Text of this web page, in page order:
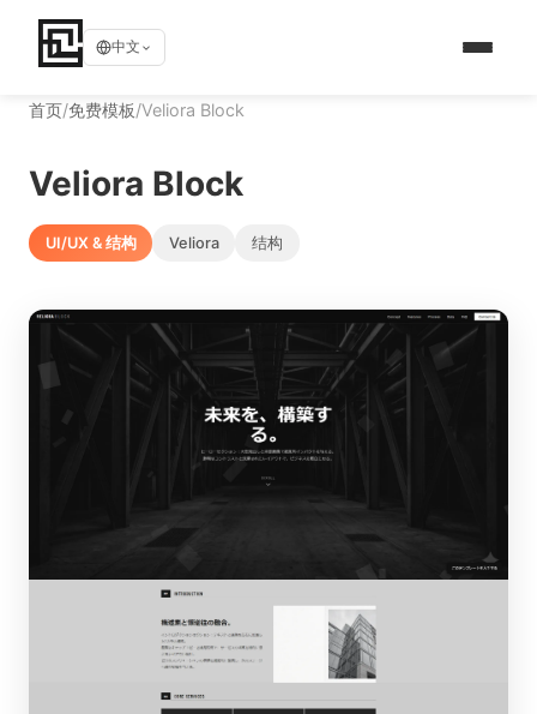
中文
首页/免费模板/Veliora Block
Veliora Block
UI/UX & 结构 Veliora 结构